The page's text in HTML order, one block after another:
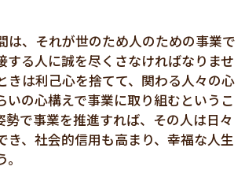
は、それが世のため人のための事業で
する人に誠を尽くさなければなりませ
きは利己心を捨てて、関わる人々の心
いの心構えで事業に取り組むというこ
勢で事業を推進すれば、その人は日々
き、社会的信用も高まり、幸福な人生